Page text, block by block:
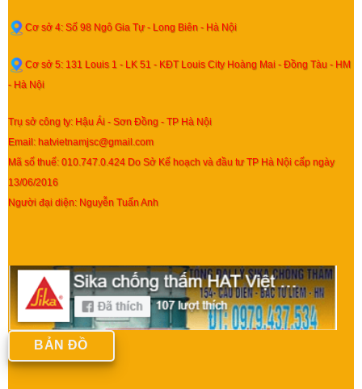
Cơ sở 4: Số 98 Ngô Gia Tự - Long Biên - Hà Nội
Cơ sở 5: 131 Louis 1 - LK 51 - KĐT Louis City Hoàng Mai - Đồng Tàu - HM
- Hà Nội
Trụ sở công ty: Hậu Ái - Sơn Đồng - TP Hà Nội
Email: hatvietnamjsc@gmail.com
Mã số thuế: 010.747.0.424 Do Sở Kế hoạch và đầu tư TP Hà Nội cấp ngày
13/06/2016
Người đại diện: Nguyễn Tuấn Anh
BẢN ĐỒ